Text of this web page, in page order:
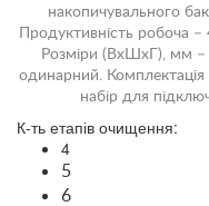
накопичувального
Продуктивність робоча
Розміри (ВхШхГ), мм –
одинарний. Комплектація
набір для
К-ть етапів очищення:
4
5
6